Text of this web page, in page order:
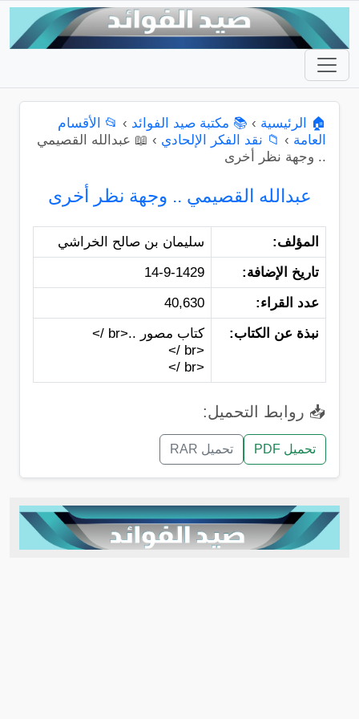
🏠 الرئيسية › 📚 مكتبة صيد الفوائد › 📂 الأقسام
العامة › 📁 نقد الفكر الإلحادي › 📖 عبدالله القصيمي
.. وجهة نظر أخرى
عبدالله القصيمي .. وجهة نظر أخرى
المؤلف:
سليمان بن صالح الخراشي
تاريخ الإضافة:
14-9-1429
عدد القراء:
40,630
نبذة عن الكتاب:
كتاب مصور ..<br />
<br />
<br />
📥 روابط التحميل:
تحميل PDF تحميل RAR